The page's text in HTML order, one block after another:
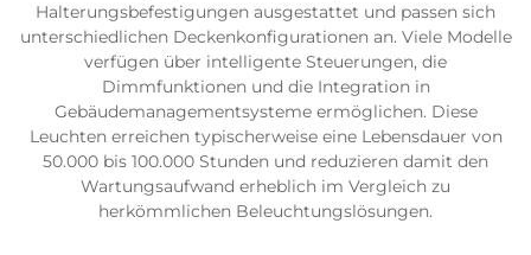
Halterungsbefestigungen ausgestattet und passen sich
unterschiedlichen Deckenkonfigurationen an. Viele Modelle
verfügen über intelligente Steuerungen, die
Dimmfunktionen und die Integration in
Gebäudemanagementsysteme ermöglichen. Diese
Leuchten erreichen typischerweise eine Lebensdauer von
50.000 bis 100.000 Stunden und reduzieren damit den
Wartungsaufwand erheblich im Vergleich zu
herkömmlichen Beleuchtungslösungen.